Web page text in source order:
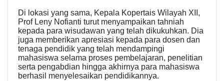
Di lokasi yang sama, Kepala Kopertais Wilayah XII,
Prof Leny Nofianti turut menyampaikan tahniah
kepada para wisudawan yang telah dikukuhkan. Dia
juga memberikan apresiasi kepada para dosen dan
tenaga pendidik yang telah mendampingi
mahasiswa selama proses pembelajaran, penelitian
serta pengabdian hingga akhirnya para mahasiswa
berhasil menyelesaikan pendidikannya.